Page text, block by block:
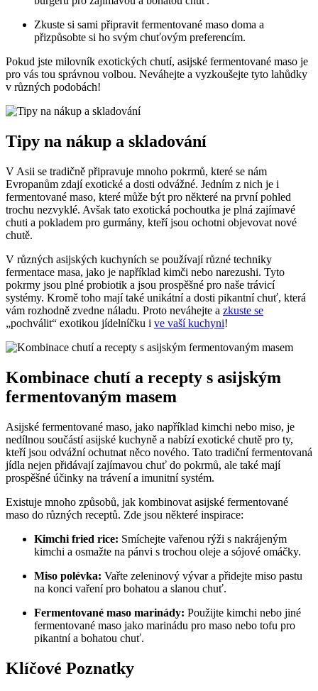
Zkuste si sami připravit fermentované maso doma a
přizpůsobte si ho svým chuťovým preferencím.
Pokud jste milovník exotických chutí, asijské fermentované maso je
pro vás tou správnou volbou. Neváhejte a vyzkoušejte tyto lahůdky
v různých podobách!
Tipy na nákup a skladování
V Asii se tradičně připravuje mnoho pokrmů, které se nám
Evropanům zdají exotické a dosti odvážné. Jedním z nich je i
fermentované maso, které může být pro některé na první pohled
trochu nezvyklé. Avšak tato exotická pochoutka je plná zajímavé
chuti a pokladem pro gurmány, kteří jsou ochotni objevovat nové
chutě.
V různých asijských kuchyních se používají různé techniky
fermentace masa, jako je například kimči nebo narezushi. Tyto
pokrmy jsou plné probiotik a jsou prospěšné pro naše trávicí
systémy. Kromě toho mají také unikátní a dosti pikantní chuť, která
vám rozhodně zvedne náladu. Proto neváhejte a zkuste se
„pochválit“ exotikou jídelníčku i ve vaší kuchyni!
Kombinace chutí a recepty s asijským
fermentovaným masem
Asijské fermentované maso, jako například kimchi nebo miso, je
nedílnou součástí asijské kuchyně a nabízí exotické chutě pro ty,
kteří jsou odvážní ochutnat něco nového. Tato tradiční fermentovaná
jídla nejen přidávají zajímavou chuť do pokrmů, ale také mají
prospěšné účinky na trávení a imunitní systém.
Existuje mnoho způsobů, jak kombinovat asijské fermentované
maso do různých receptů. Zde jsou některé inspirace:
Kimchi fried rice: Smíchejte vařenou rýži s nakrájeným
kimchi a osmažte na pánvi s trochou oleje a sójové omáčky.
Miso polévka: Vařte zeleninový vývar a přidejte miso pastu
na konci vaření pro bohatou a slanou chuť.
Fermentované maso marinády: Použijte kimchi nebo jiné
fermentované maso jako marinádu pro maso nebo tofu pro
pikantní a bohatou chuť.
Klíčové Poznatky